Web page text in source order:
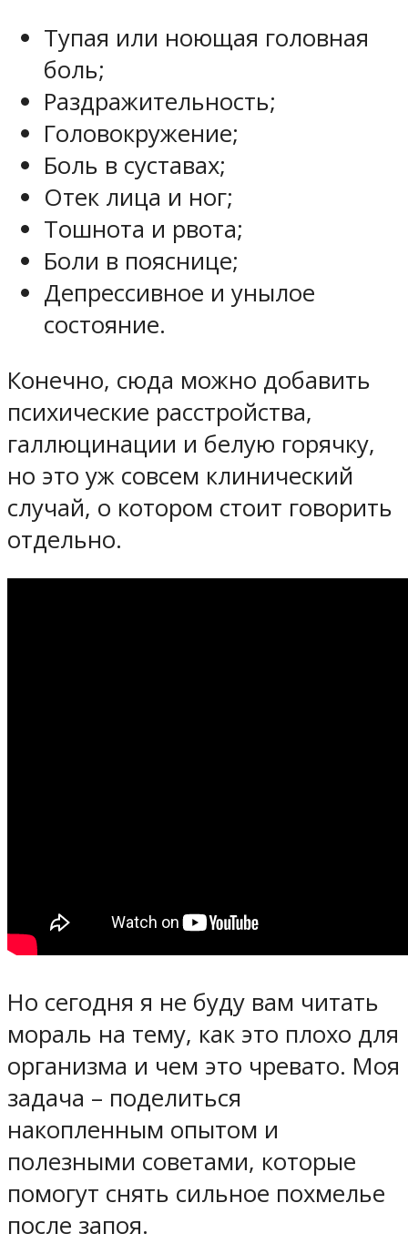
Тупая или ноющая головная
боль;
Раздражительность;
Головокружение;
Боль в суставах;
Отек лица и ног;
Тошнота и рвота;
Боли в пояснице;
Депрессивное и унылое
состояние.
Конечно, сюда можно добавить
психические расстройства,
галлюцинации и белую горячку,
но это уж совсем клинический
случай, о котором стоит говорить
отдельно.
Но сегодня я не буду вам читать
мораль на тему, как это плохо для
организма и чем это чревато. Моя
задача – поделиться
накопленным опытом и
полезными советами, которые
помогут снять сильное похмелье
после запоя.